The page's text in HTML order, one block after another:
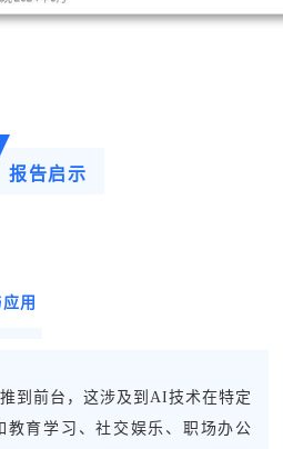
报告启示
用
到前台，这涉及到AI技术在特定
教育学习、社交娱乐、职场办公